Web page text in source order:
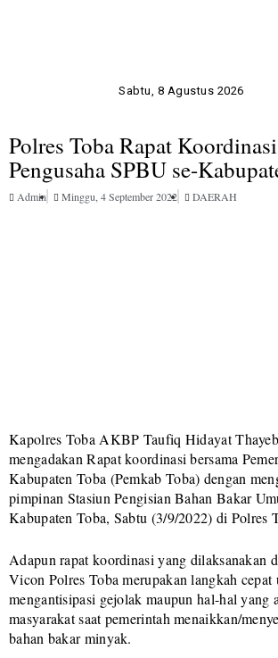
Sabtu, 8 Agustus 2026
Polres Toba Rapat
Pengusaha SPBU se-
Admin Minggu, 4 September 2022 DAERAH
Kapolres Toba AKBP Taufiq Hidayat
mengadakan Rapat koordinasi bersama
Kabupaten Toba (Pemkab Toba) dengan
pimpinan Stasiun Pengisian Bahan Bakar
Kabupaten Toba, Sabtu (3/9/2022) di Polres
Adapun rapat koordinasi yang dilaksanakan
Vicon Polres Toba merupakan langkah cepat
mengantisipasi gejolak maupun hal-hal yang
masyarakat saat pemerintah menaikkan/
bahan bakar minyak.